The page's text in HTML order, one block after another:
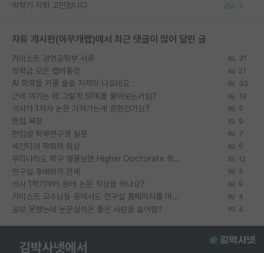
막학기 자퇴 고민됩니다 2
자유 게시판(아무개랩)에서 최근 댓글이 많이 달린 글
카이스트 경영공학부 서류 31
장학금 모은 랩비통장 21
AI 학회들 거품 슬슬 지적이 나오네요 33
근데 여기는 왜 그렇게 SPK를 물어보는거임? 19
석사가 1저자 논문 가져가는게 흔한건가요? 5
면접 복장 9
편입생 학부연구생 질문 7
세컨티어 학회의 위상 6
우리나라도 학구 열풍보면 Higher Doctorate 학위가 필요하다고 봅니다. 12
연구실 후배와의 관계 5
석사 1학기부터 원래 논문 작성을 하나요? 9
카이스트 교수님들 중에서도 연구실 홈페이지를 마련 안 하신 분들이 계시던데 4
공부 못했는데 논문실적은 좋은 사람을 싫어함? 4